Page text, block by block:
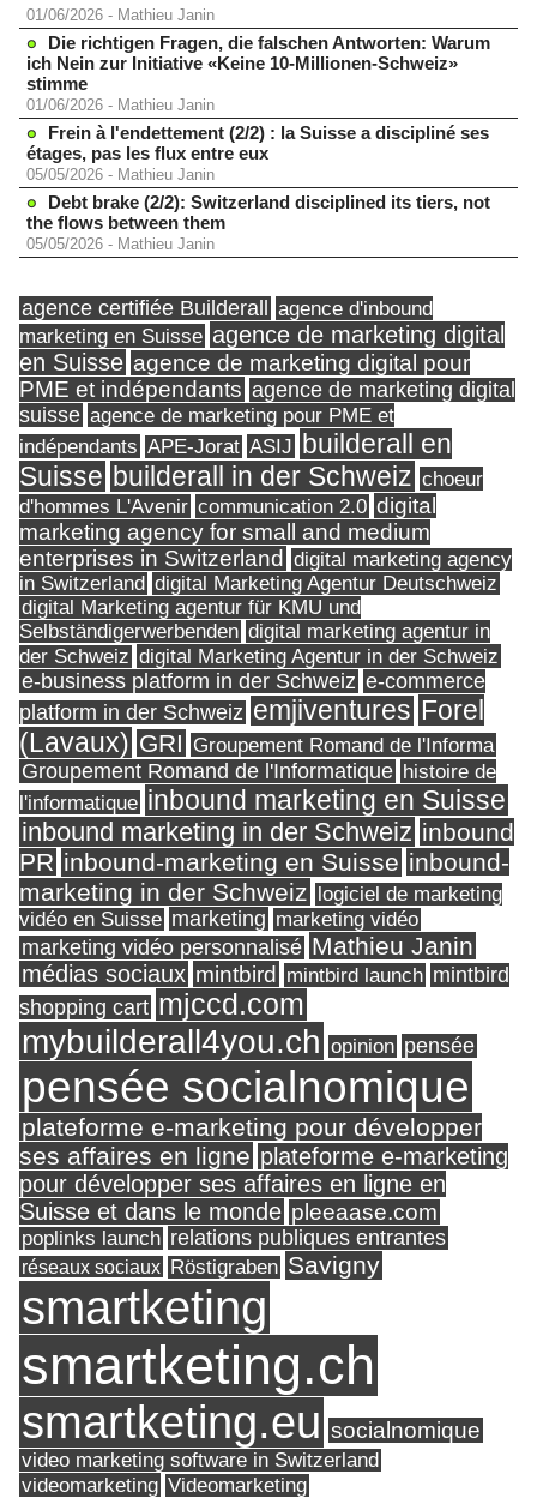
01/06/2026 - Mathieu Janin
Die richtigen Fragen, die falschen Antworten: Warum
ich Nein zur Initiative «Keine 10-Millionen-Schweiz»
stimme
01/06/2026 - Mathieu Janin
Frein à l'endettement (2/2) : la Suisse a discipliné ses
étages, pas les flux entre eux
05/05/2026 - Mathieu Janin
Debt brake (2/2): Switzerland disciplined its tiers, not
the flows between them
05/05/2026 - Mathieu Janin
agence certifiée Builderall
agence d'inbound
marketing en Suisse agence de marketing digital
en Suisse agence de marketing digital pour
PME et indépendants agence de marketing digital
suisse agence de marketing pour PME et
indépendants APE-Jorat ASIJ builderall en
Suisse builderall in der Schweiz choeur
d'hommes L'Avenir communication 2.0 digital
marketing agency for small and medium
enterprises in Switzerland digital marketing agency
in Switzerland digital Marketing Agentur Deutschweiz
digital Marketing agentur für KMU und
Selbständigerwerbenden digital marketing agentur in
der Schweiz digital Marketing Agentur in der Schweiz
e-business platform in der Schweiz e-commerce
platform in der Schweiz emjiventures Forel
(Lavaux) GRI Groupement Romand de l'Informa
Groupement Romand de l'Informatique histoire de
l'informatique inbound marketing en Suisse
inbound marketing in der Schweiz inbound
PR inbound-marketing en Suisse inbound-
marketing in der Schweiz logiciel de marketing
vidéo en Suisse marketing marketing vidéo
marketing vidéo personnalisé Mathieu Janin
médias sociaux mintbird mintbird launch mintbird
shopping cart mjccd.com
mybuilderall4you.ch opinion pensée
pensée socialnomique
plateforme e-marketing pour développer
ses affaires en ligne plateforme e-marketing
pour développer ses affaires en ligne en
Suisse et dans le monde pleeaase.com
poplinks launch relations publiques entrantes
réseaux sociaux Röstigraben Savigny
smartketing
smartketing.ch
smartketing.eu socialnomique
video marketing software in Switzerland
videomarketing Videomarketing